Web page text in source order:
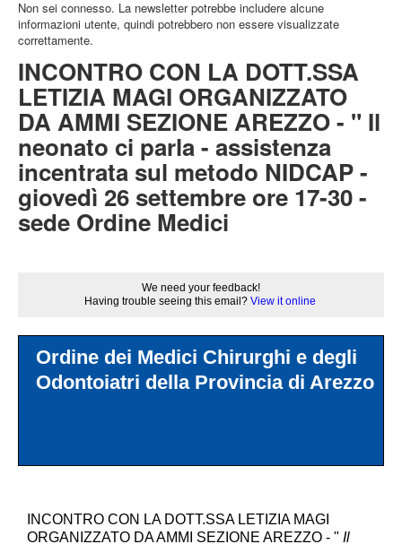
Non sei connesso. La newsletter potrebbe includere alcune
informazioni utente, quindi potrebbero non essere visualizzate
correttamente.
INCONTRO CON LA DOTT.SSA
LETIZIA MAGI ORGANIZZATO
DA AMMI SEZIONE AREZZO - " Il
neonato ci parla - assistenza
incentrata sul metodo NIDCAP -
giovedì 26 settembre ore 17-30 -
sede Ordine Medici